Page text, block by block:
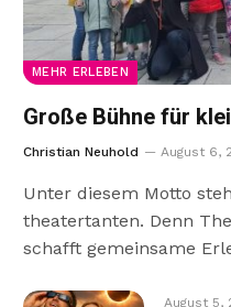
MEHR ERLEBEN
Große Bühne für
Christian Neuhold August 6,
Unter diesem Motto
theatertanten. Denn
schafft gemeinsame
August 5,